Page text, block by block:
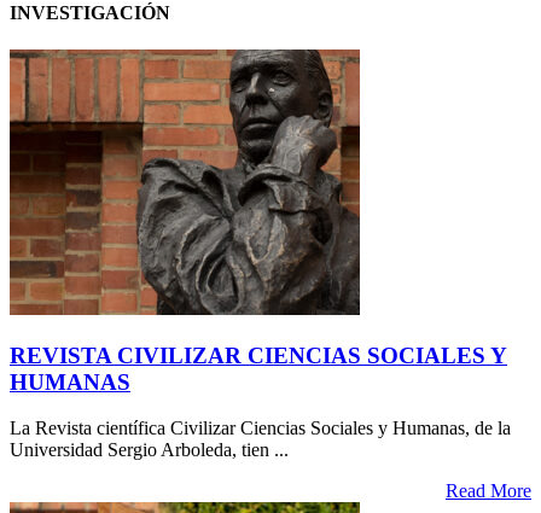
INVESTIGACIÓN
REVISTA CIVILIZAR CIENCIAS SOCIALES Y
HUMANAS
La Revista científica Civilizar Ciencias Sociales y Humanas, de la
Universidad Sergio Arboleda, tien ...
Read More